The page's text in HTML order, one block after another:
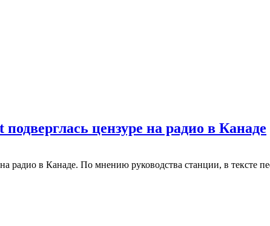
цензуре на радио в Канаде
радио в Канаде. По мнению руководства станции, в тексте